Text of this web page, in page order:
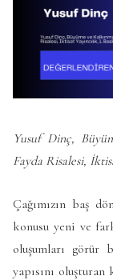
Yusuf Dinç,
Fayda Risalesi,
Çağımızın baş
konusu yeni ve
oluşumları görür
yapısını